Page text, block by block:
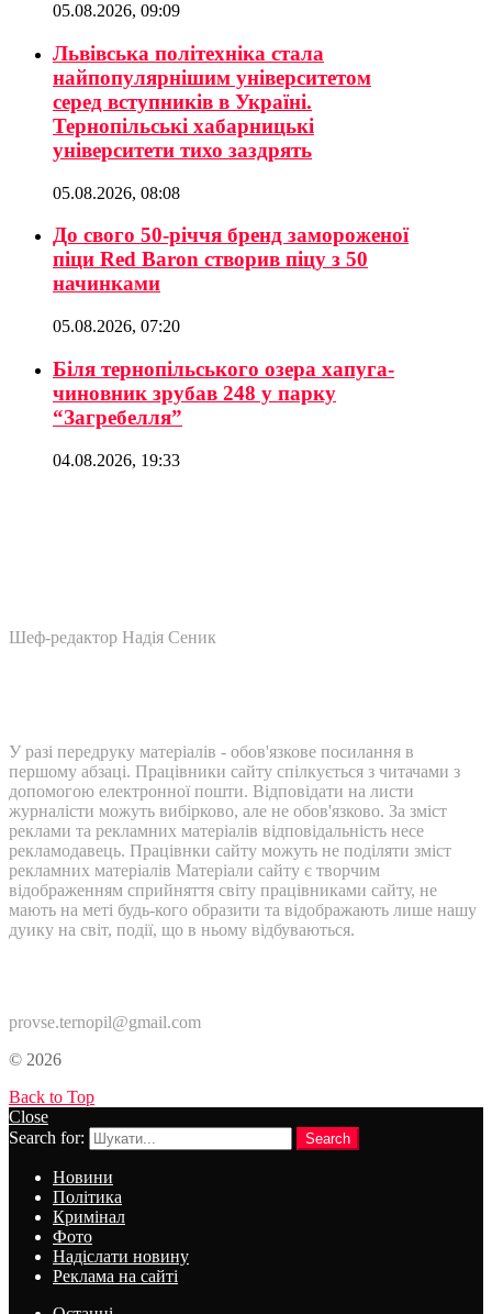
05.08.2026, 09:09
Львівська політехніка стала
найпопулярнішим університетом
серед вступників в Україні.
Тернопільські хабарницькі
університети тихо заздрять
05.08.2026, 08:08
До свого 50-річчя бренд замороженої
піци Red Baron створив піцу з 50
начинками
05.08.2026, 07:20
Біля тернопільського озера хапуга-
чиновник зрубав 248 у парку
“Загребелля”
04.08.2026, 19:33
Шеф-редактор Надія Сеник
У разі передруку матеріалів - обов'язкове посилання в
першому абзаці. Працівники сайту спілкується з читачами з
допомогою електронної пошти. Відповідати на листи
журналісти можуть вибірково, але не обов'язково. За зміст
реклами та рекламних матеріалів відповідальність несе
рекламодавець. Працівнки сайту можуть не поділяти зміст
рекламних матеріалів Матеріали сайту є творчим
відображенням сприйняття світу працівниками сайту, не
мають на меті будь-кого образити та відображають лише нашу
дуику на світ, події, що в ньому відбуваються.
provse.ternopil@gmail.com
© 2026
Back to Top
Close
Search for:
Search
Новини
Політика
Кримінал
Фото
Надіслати новину
Реклама на сайті